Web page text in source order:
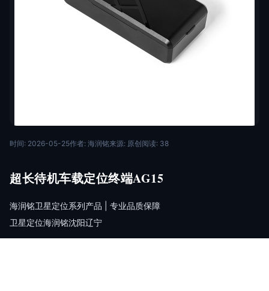
时间: 2026-05-25作者: 海润铭来源: 原创阅读: 38
超长待机⻋载定位终端AG15
海润铭卫星定位系列产品 | 专业品质保障
卫星定位海润铭沈阳辽宁